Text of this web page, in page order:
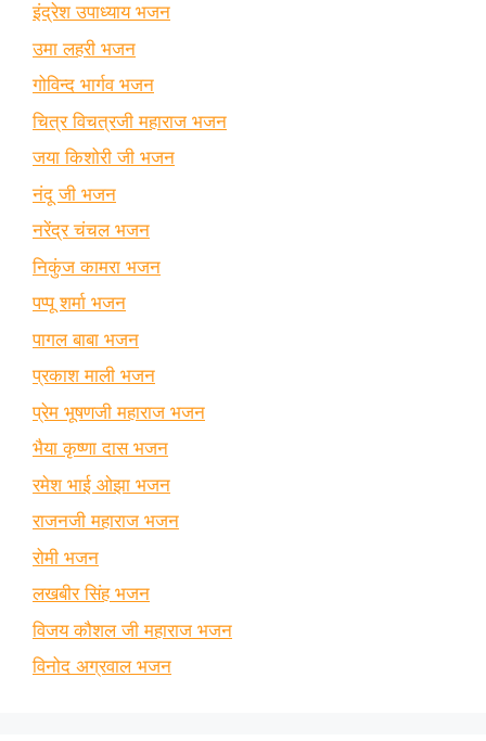
इंद्रेश उपाध्याय भजन
उमा लहरी भजन
गोविन्द भार्गव भजन
चित्र विचत्रजी महाराज भजन
जया किशोरी जी भजन
नंदू जी भजन
नरेंद्र चंचल भजन
निकुंज कामरा भजन
पप्पू शर्मा भजन
पागल बाबा भजन
प्रकाश माली भजन
प्रेम भूषणजी महाराज भजन
भैया कृष्णा दास भजन
रमेश भाई ओझा भजन
राजनजी महाराज भजन
रोमी भजन
लखबीर सिंह भजन
विजय कौशल जी महाराज भजन
विनोद अग्रवाल भजन